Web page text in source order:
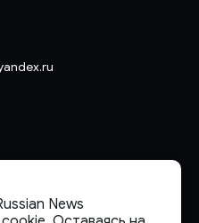
зарегистрировано в
в сфере связи,
массовых коммуникаций
News